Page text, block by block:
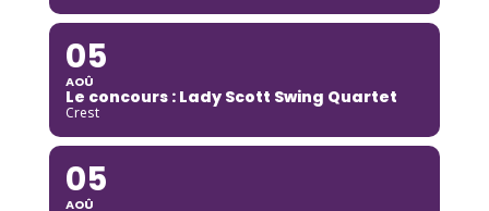
05
AOÛ
Le concours : Lady Scott Swing Quartet
Crest
05
AOÛ